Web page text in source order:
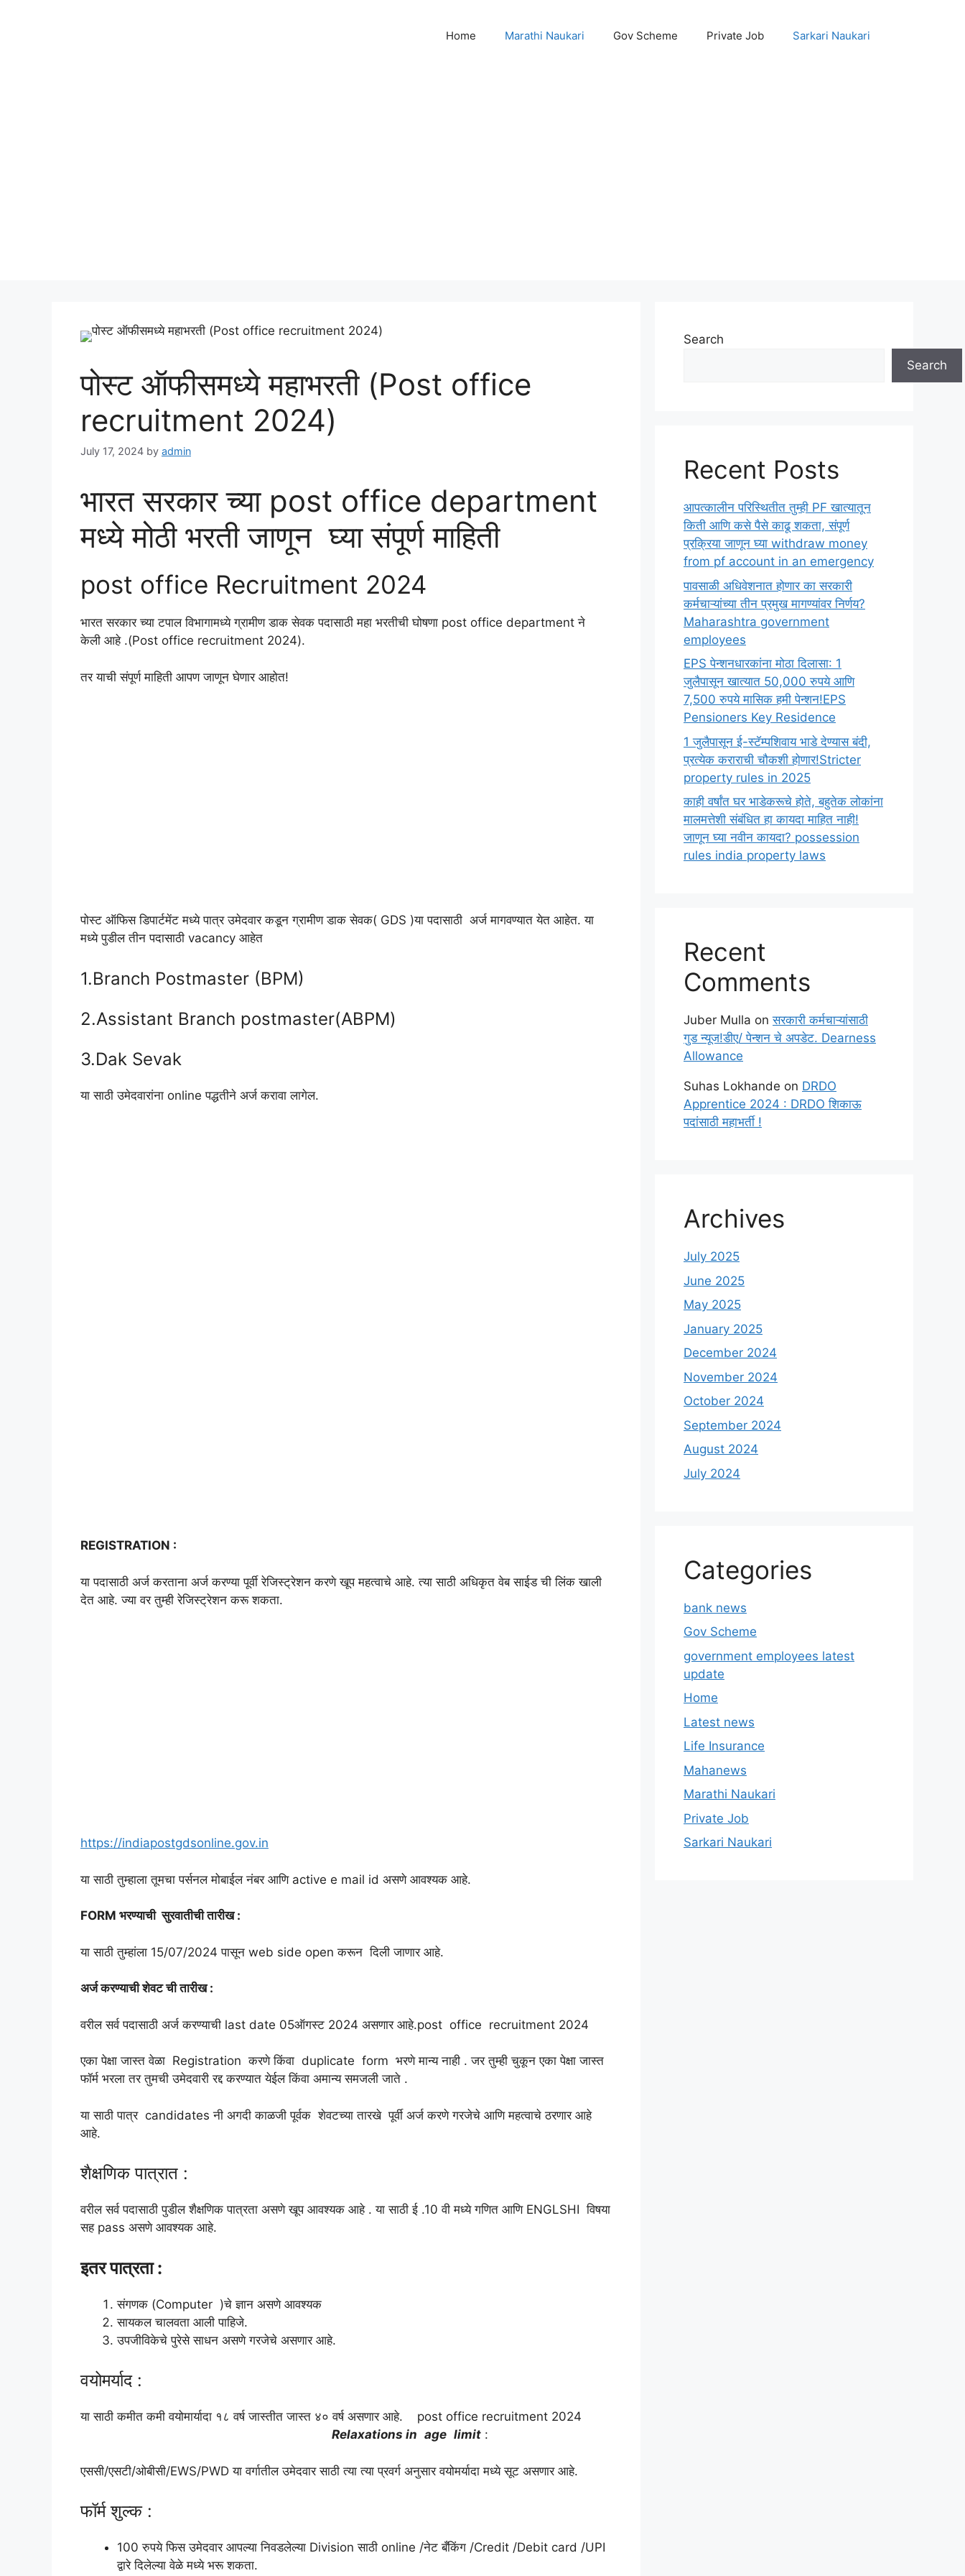
Home Marathi Naukari Gov Scheme Private Job Sarkari Naukari
पोस्ट ऑफीसमध्ये महाभरती (Post office
recruitment 2024)
July 17, 2024 by admin
भारत सरकार च्या post office department
मध्ये मोठी भरती जाणून घ्या संपूर्ण माहिती
post office Recruitment 2024
भारत सरकार च्या टपाल विभागामध्ये ग्रामीण डाक सेवक पदासाठी महा भरतीची घोषणा post office department ने
केली आहे .(Post office recruitment 2024).
तर याची संपूर्ण माहिती आपण जाणून घेणार आहोत!
पोस्ट ऑफिस डिपार्टमेंट मध्ये पात्र उमेदवार कडून ग्रामीण डाक सेवक( GDS )या पदासाठी अर्ज मागवण्यात येत आहेत. या
मध्ये पुडील तीन पदासाठी vacancy आहेत
1.Branch Postmaster (BPM)
2.Assistant Branch postmaster(ABPM)
3.Dak Sevak
या साठी उमेदवारांना online पद्धतीने अर्ज करावा लागेल.
REGISTRATION :
या पदासाठी अर्ज करताना अर्ज करण्या पूर्वी रेजिस्ट्रेशन करणे खूप महत्वाचे आहे. त्या साठी अधिकृत वेब साईड ची लिंक खाली
देत आहे. ज्या वर तुम्ही रेजिस्ट्रेशन करू शकता.
https://indiapostgdsonline.gov.in
या साठी तुम्हाला तूमचा पर्सनल मोबाईल नंबर आणि active e mail id असणे आवश्यक आहे.
FORM भरण्याची सुरवातीची तारीख :
या साठी तुम्हांला 15/07/2024 पासून web side open करून दिली जाणार आहे.
अर्ज करण्याची शेवट ची तारीख :
वरील सर्व पदासाठी अर्ज करण्याची last date 05ऑगस्ट 2024 असणार आहे.post office recruitment 2024
एका पेक्षा जास्त वेळा Registration करणे किंवा duplicate form भरणे मान्य नाही . जर तुम्ही चुकून एका पेक्षा जास्त
फॉर्म भरला तर तुमची उमेदवारी रद्द करण्यात येईल किंवा अमान्य समजली जाते .
या साठी पात्र candidates नी अगदी काळजी पूर्वक शेवटच्या तारखे पूर्वी अर्ज करणे गरजेचे आणि महत्वाचे ठरणार आहे
आहे.
शैक्षणिक पात्रात :
वरील सर्व पदासाठी पुडील शैक्षणिक पात्रता असणे खूप आवश्यक आहे . या साठी ई .10 वी मध्ये गणित आणि ENGLSHI विषया
सह pass असणे आवश्यक आहे.
इतर पात्रता :
संगणक (Computer )चे ज्ञान असणे आवश्यक
सायकल चालवता आली पाहिजे.
उपजीविकेचे पुरेसे साधन असणे गरजेचे असणार आहे.
वयोमर्याद :
या साठी कमीत कमी वयोमार्यादा १८ वर्ष जास्तीत जास्त ४० वर्ष असणार आहे. post office recruitment 2024
Relaxations in age limit :
एससी/एसटी/ओबीसी/EWS/PWD या वर्गातील उमेदवार साठी त्या त्या प्रवर्ग अनुसार वयोमर्यादा मध्ये सूट असणार आहे.
फॉर्म शुल्क :
100 रुपये फिस उमेदवार आपल्या निवडलेल्या Division साठी online /नेट बँकिंग /Credit /Debit card /UPI
द्वारे दिलेल्या वेळे मध्ये भरू शकता.
Search
Search
Recent Posts
आपत्कालीन परिस्थितीत तुम्ही PF खात्यातून
किती आणि कसे पैसे काढू शकता, संपूर्ण
प्रक्रिया जाणून घ्या withdraw money
from pf account in an emergency
पावसाळी अधिवेशनात होणार का सरकारी
कर्मचाऱ्यांच्या तीन प्रमुख मागण्यांवर निर्णय?
Maharashtra government
employees
EPS पेन्शनधारकांना मोठा दिलासा: 1
जुलैपासून खात्यात 50,000 रुपये आणि
7,500 रुपये मासिक हमी पेन्शन!EPS
Pensioners Key Residence
1 जुलैपासून ई-स्टॅम्पशिवाय भाडे देण्यास बंदी,
प्रत्येक कराराची चौकशी होणार!Stricter
property rules in 2025
काही वर्षांत घर भाडेकरूचे होते, बहुतेक लोकांना
मालमत्तेशी संबंधित हा कायदा माहित नाही!
जाणून घ्या नवीन कायदा? possession
rules india property laws
Recent
Comments
Juber Mulla onसरकारी कर्मचाऱ्यांसाठी
गुड न्यूज!डीए/ पेन्शन चे अपडेट. Dearness
Allowance
Suhas Lokhande on DRDO
Apprentice 2024 : DRDO शिकाऊ
पदांसाठी महाभर्ती !
Archives
July 2025
June 2025
May 2025
January 2025
December 2024
November 2024
October 2024
September 2024
August 2024
July 2024
Categories
bank news
Gov Scheme
government employees latest
update
Home
Latest news
Life Insurance
Mahanews
Marathi Naukari
Private Job
Sarkari Naukari